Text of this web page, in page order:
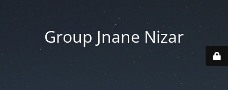
Group Jnane Nizar